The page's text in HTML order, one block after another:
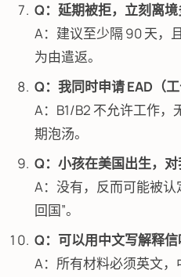
Q：延期被拒，立刻离境
A：建议至少隔 90 天，
为由遣返。
Q：我同时申请 EAD（
A：B1/B2 不允许工作，
期泡汤。
Q：小孩在美国出生，对
A：没有，反而可能被认
回国”。
Q：可以用中文写解释信
A：所有材料必须英文